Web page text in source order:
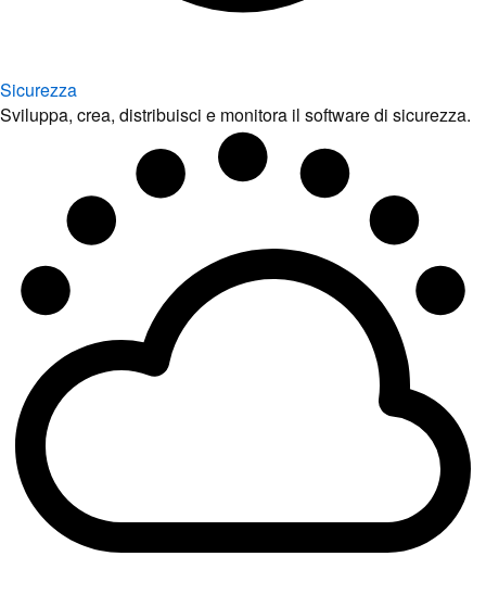
Sicurezza
Sviluppa, crea, distribuisci e monitora il software di sicurezza.